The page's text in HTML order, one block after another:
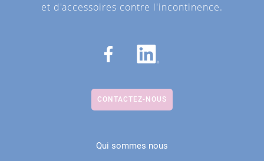
et d'accessoires contre l'incontinence.
CONTACTEZ-NOUS
Qui sommes nous